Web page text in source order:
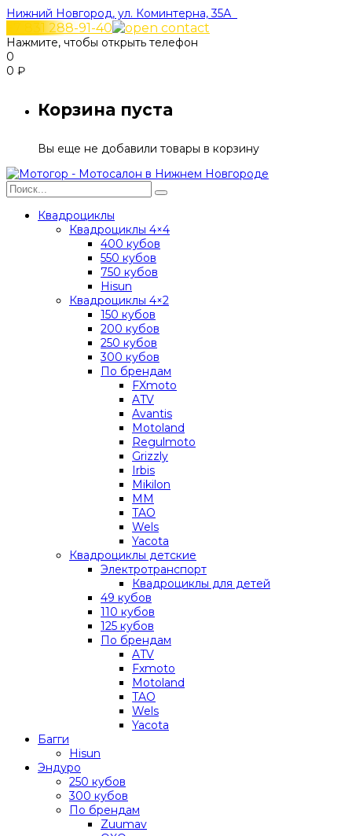
Нижний Новгород, ул. Коминтерна, 35А
+7 831 288-91-40
Нажмите, чтобы открыть телефон
0
0 ₽
Корзина пуста
Вы еще не добавили товары в корзину
Квадроциклы
Квадроциклы 4×4
400 кубов
550 кубов
750 кубов
Hisun
Квадроциклы 4×2
150 кубов
200 кубов
250 кубов
300 кубов
По брендам
FXmoto
ATV
Avantis
Motoland
Regulmoto
Grizzly
Irbis
Mikilon
MM
TAO
Wels
Yacota
Квадроциклы детские
Электротранспорт
Квадроциклы для детей
49 кубов
110 кубов
125 кубов
По брендам
ATV
Fxmoto
Motoland
TAO
Wels
Yacota
Багги
Hisun
Эндуро
250 кубов
300 кубов
По брендам
Zuumav